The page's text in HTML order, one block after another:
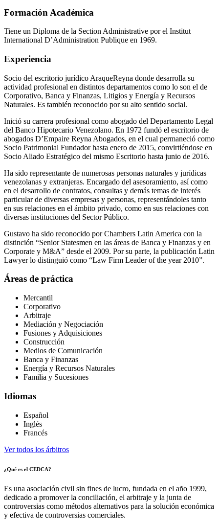
Formación Académica
Tiene un Diploma de la Section Administrative por el Institut
International D’Administration Publique en 1969.
Experiencia
Socio del escritorio jurídico AraqueReyna donde desarrolla su
actividad profesional en distintos departamentos como lo son el de
Corporativo, Banca y Finanzas, Litigios y Energía y Recursos
Naturales. Es también reconocido por su alto sentido social.
Inició su carrera profesional como abogado del Departamento Legal
del Banco Hipotecario Venezolano. En 1972 fundó el escritorio de
abogados D’Empaire Reyna Abogados, en el cual permaneció como
Socio Patrimonial Fundador hasta enero de 2015, convirtiéndose en
Socio Aliado Estratégico del mismo Escritorio hasta junio de 2016.
Ha sido representante de numerosas personas naturales y jurídicas
venezolanas y extranjeras. Encargado del asesoramiento, así como
en el desarrollo de contratos, consultas y demás temas de interés
particular de diversas empresas y personas, representándoles tanto
en sus relaciones en el ámbito privado, como en sus relaciones con
diversas instituciones del Sector Público.
Gustavo ha sido reconocido por Chambers Latin America con la
distinción “Senior Statesmen en las áreas de Banca y Finanzas y en
Corporate y M&A” desde el 2009. Por su parte, la publicación Latin
Lawyer lo distinguió como “Law Firm Leader of the year 2010”.
Áreas de práctica
Mercantil
Corporativo
Arbitraje
Mediación y Negociación
Fusiones y Adquisiciones
Construcción
Medios de Comunicación
Banca y Finanzas
Energía y Recursos Naturales
Familia y Sucesiones
Idiomas
Español
Inglés
Francés
Ver todos los árbitros
¿Qué es el CEDCA?
Es una asociación civil sin fines de lucro, fundada en el año 1999,
dedicado a promover la conciliación, el arbitraje y la junta de
controversias como métodos alternativos para la solución económica
y efectiva de controversias comerciales.